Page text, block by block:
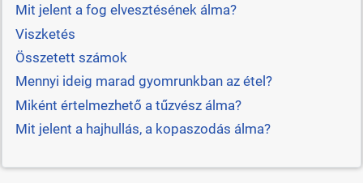
Mit jelent a fog elvesztésének álma?
Viszketés
Összetett számok
Mennyi ideig marad gyomrunkban az étel?
Miként értelmezhető a tűzvész álma?
Mit jelent a hajhullás, a kopaszodás álma?